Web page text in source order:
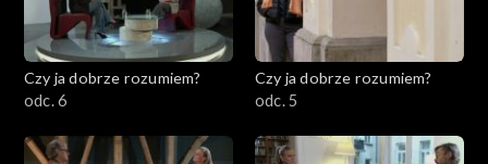
Czy ja dobrze rozumiem?
odc. 6
Czy ja dobrze rozumiem?
odc. 5